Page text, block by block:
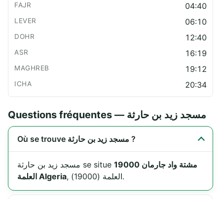
04:40
06:10
12:40
16:19
19:12
20:34
Questions fréquentes — مسجد زيد بن حارثة
Où se trouve مسجد زيد بن حارثة ?
مسجد زيد بن حارثة se situe مشتة واد جارمان 19000
العلمة Algeria
, العلمة (19000).